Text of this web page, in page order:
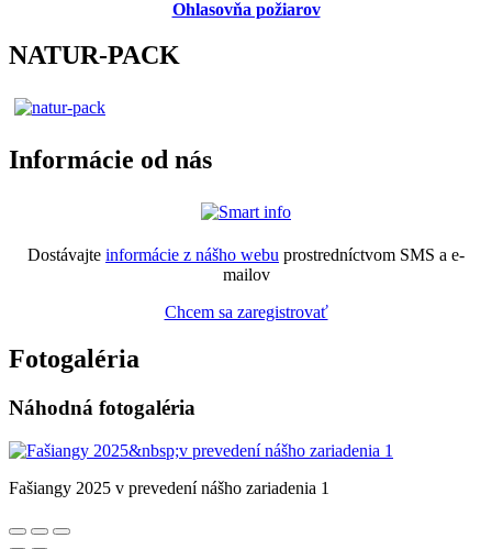
Ohlasovňa požiarov
NATUR-PACK
Informácie od nás
Dostávajte informácie z nášho webu prostredníctvom SMS a e-
mailov
Chcem sa zaregistrovať
Fotogaléria
Náhodná fotogaléria
Fašiangy 2025 v prevedení nášho zariadenia 1